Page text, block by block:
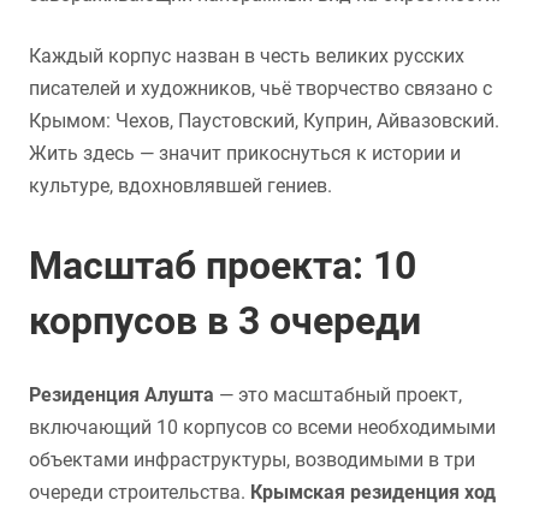
Каждый корпус назван в честь великих русских
писателей и художников, чьё творчество связано с
Крымом: Чехов, Паустовский, Куприн, Айвазовский.
Жить здесь — значит прикоснуться к истории и
культуре, вдохновлявшей гениев.
Масштаб проекта: 10
корпусов в 3 очереди
Резиденция Алушта — это масштабный проект,
включающий 10 корпусов со всеми необходимыми
объектами инфраструктуры, возводимыми в три
очереди строительства. Крымская резиденция ход